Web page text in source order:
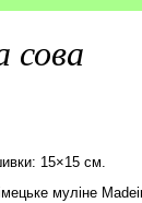
сова
15×15 см.
муліне